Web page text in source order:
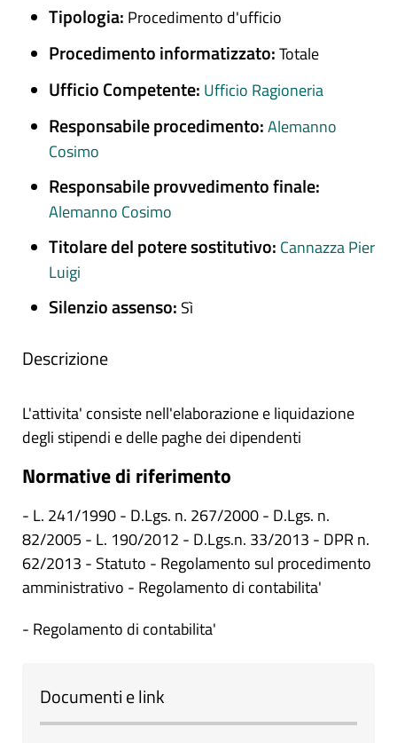
Tipologia: Procedimento d'ufficio
Procedimento informatizzato:Totale
Ufficio Competente: Ufficio Ragioneria
Responsabile procedimento:Alemanno
Cosimo
Responsabile provvedimento finale:
Alemanno Cosimo
Titolare del potere sostitutivo: Cannazza Pier
Luigi
Silenzio assenso: Sì
Descrizione
L'attivita' consiste nell'elaborazione e liquidazione
degli stipendi e delle paghe dei dipendenti
Normative di riferimento
- L. 241/1990 - D.Lgs. n. 267/2000 - D.Lgs. n.
82/2005 - L. 190/2012 - D.Lgs.n. 33/2013 - DPR n.
62/2013 - Statuto - Regolamento sul procedimento
amministrativo - Regolamento di contabilita'
- Regolamento di contabilita'
Documenti e link